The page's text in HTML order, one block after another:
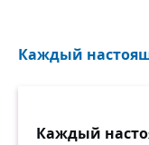
Каждый
Каждый